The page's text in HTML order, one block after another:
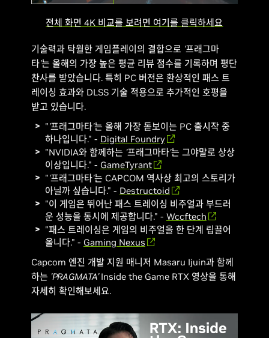
전체 화면 4K 비교를 보려면 여기를 클릭하세요
기술력과 탁월한 게임플레이의 결합으로 '프래그마
타'는 올해의 가장 높은 평균 리뷰 점수를 기록하며 평단
찬사를 받았습니다. 특히 PC 버전은 환상적인 패스 트
레이싱 효과와 DLSS 기술 적용으로 추가적인 호평을
받고 있습니다.
"'프래그마타'는 올해 가장 돋보이는 PC 출시작 중
하나입니다." - Digital Foundry
"NVIDIA와 함께하는 '프래그마타'는 그야말로 상상
이상입니다." - GameTyrant
"'프래그마타'는 CAPCOM 역사상 최고의 스토리가
아닐까 싶습니다." - Destructoid
"이 게임은 뛰어난 패스 트레이싱 비주얼과 부드러
운 성능을 동시에 제공합니다." - Wccftech
"패스 트레이싱은 게임의 비주얼을 한 단계 립끌어
올니다." - Gaming Nexus
Capcom 엔진 개발 지원 매니저 Masaru Ijuin과 함께
하는 'PRAGMATA'Inside the Game RTX 영상을 통해
자세히 확인해보세요.